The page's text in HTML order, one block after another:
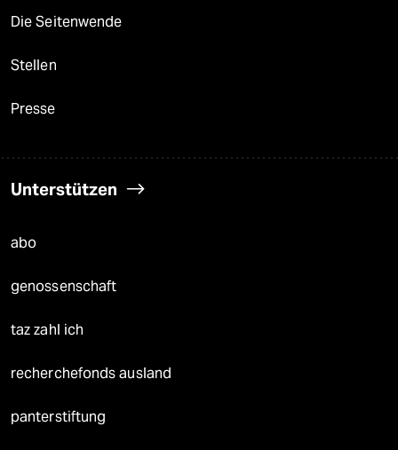
Die Seitenwende
Stellen
Presse
Unterstützen
abo
genossenschaft
taz zahl ich
recherchefonds ausland
panterstiftung